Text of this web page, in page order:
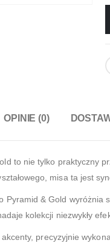
OPINIE (0)
to nie tylko
misa ta jest
& Gold
kolekcji niezwykły
precyzyjnie